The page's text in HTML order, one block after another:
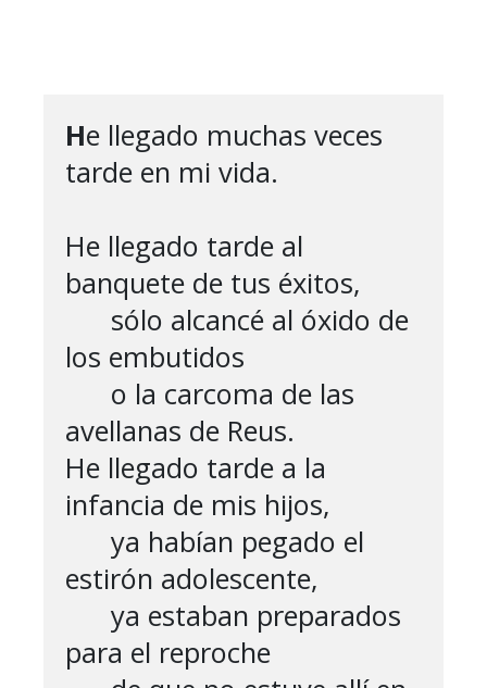
He llegado muchas veces
tarde en mi vida.
He llegado tarde al
banquete de tus éxitos,
sólo alcancé al óxido de
los embutidos
o la carcoma de las
avellanas de Reus.
He llegado tarde a la
infancia de mis hijos,
ya habían pegado el
estirón adolescente,
ya estaban preparados
para el reproche